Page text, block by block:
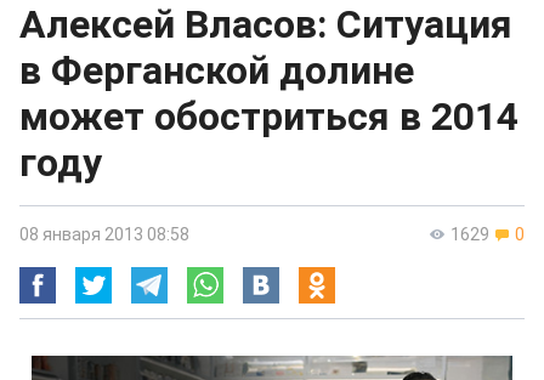
Алексей Власов: Ситуация
в Ферганской долине
может обостриться в 2014
году
1629 0
08 января 2013 08:58